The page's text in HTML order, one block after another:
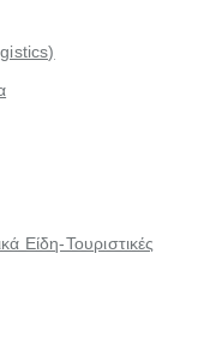
Είδη-Τουριστικές